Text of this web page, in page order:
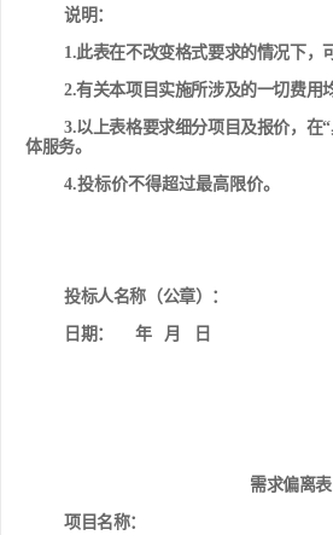
说明：
1.此表在不改变格式要求的情况下，
2.有关本项目实施所涉及的一切费用
3.以上表格要求细分项目及报价，在“
体服务。
4.投标价不得超过最高限价。
投标人名称（公章）：
日期： 年 月 日
需求偏离表
项目名称：